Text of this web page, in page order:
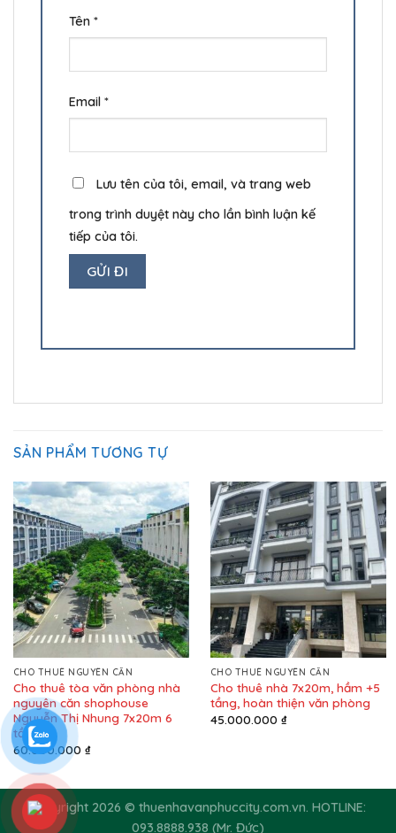
Tên *
Email *
Lưu tên của tôi, email, và trang web
trong trình duyệt này cho lần bình luận kế
tiếp của tôi.
SẢN PHẨM TƯƠNG TỰ
CHO THUÊ NGUYÊN CĂN
Cho thuê tòa văn phòng nhà
nguyên căn shophouse
Nguyễn Thị Nhung 7x20m 6
tầng
60.000.000 ₫
CHO THUÊ NGUYÊN CĂN
Cho thuê nhà 7x20m, hầm +5
tầng, hoàn thiện văn phòng
45.000.000 ₫
Copyright 2026 © thuenhavanphuccity.com.vn. HOTLINE:
093.8888.938 (Mr. Đức)